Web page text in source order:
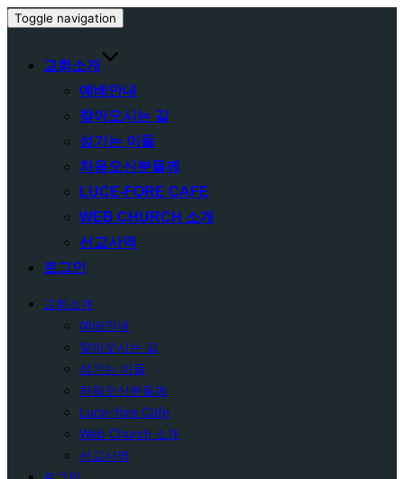
Toggle navigation
교회소개
예배안내
찾아오시는 길
섬기는 이들
처음오신분들께
LUCE-FORE CAFE
WEB CHURCH 소개
선교사역
로그인
교회소개
예배안내
찾아오시는 길
섬기는 이들
처음오신분들께
Luce-fore Cafe
Web Church 소개
선교사역